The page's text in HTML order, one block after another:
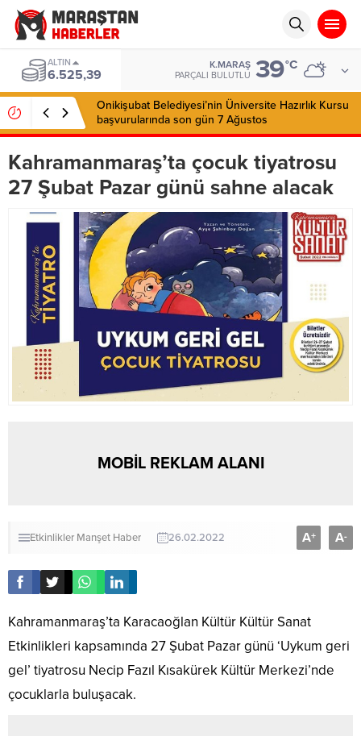
ALTIN
6.525,39
K.MARAŞ
PARÇALI BULUTLU 39°C
Onikişubat Belediyesi’nin Üniversite Hazırlık Kursu
başvurularında son gün 7 Ağustos
Kahramanmaraş’ta çocuk tiyatrosu
27 Şubat Pazar günü sahne alacak
MOBİL REKLAM ALANI
Etkinlikler Manşet Haber 26.02.2022 A+ A-
Kahramanmaraş’ta Karacaoğlan Kültür Kültür Sanat
Etkinlikleri kapsamında 27 Şubat Pazar günü ‘Uykum geri
gel’ tiyatrosu Necip Fazıl Kısakürek Kültür Merkezi’nde
çocuklarla buluşacak.